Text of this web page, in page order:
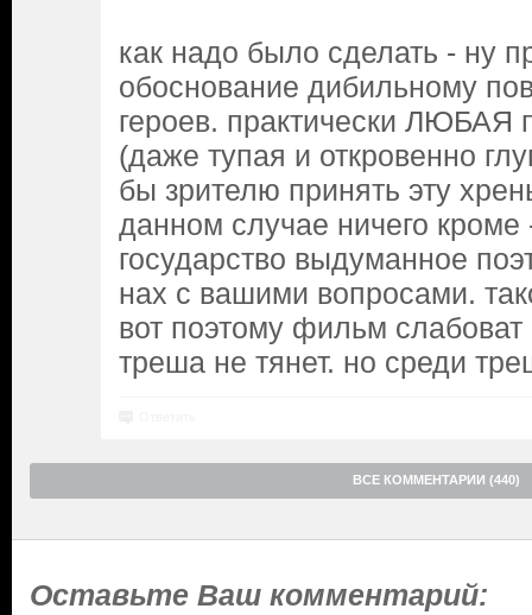
как надо было сделать - ну
обоснование дибильному
героев. практически ЛЮБАЯ
(даже тупая и откровенно
бы зрителю принять эту
данном случае ничего кроме
государство выдуманное
нах с вашими вопросами.
вот поэтому фильм
треша не тянет. но среди
ВСЕ КОММЕНТАРИИ (440)
Оставьте Ваш комментарий: